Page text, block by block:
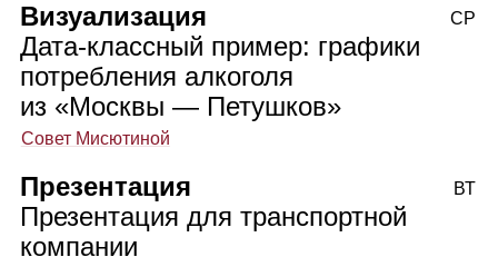
Визуализация
Дата‑классный пример: графики
потребления алкоголя
из «Москвы — Петушков»
Совет Мисютиной
СР
Презентация
Презентация для транспортной
компании
ВТ